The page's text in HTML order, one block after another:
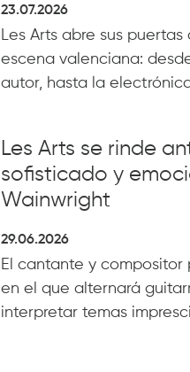
23.07.2026
Les Arts abre sus
escena valenciana:
autor, hasta la electrónica
Les Arts se rinde
sofisticado y
Wainwright
29.06.2026
El cantante y compositor
en el que alternará
interpretar temas